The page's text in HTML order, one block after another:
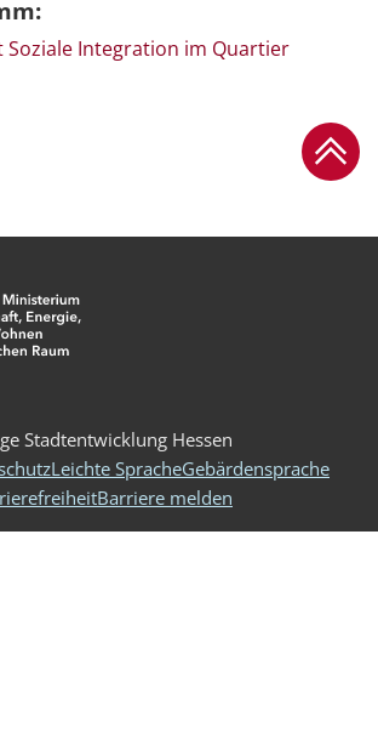
Soziale Integration im Quartier
Zum
Stadtentwicklung Hessen
Leichte SpracheGebärdensprache
Barriere melden